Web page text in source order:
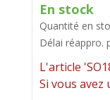
En stock
Quantité en
Délai réappro.
L'article
Si vous